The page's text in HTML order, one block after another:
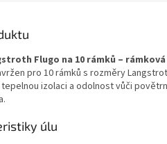
Flugo na 10 rámků –
pro 10 rámků s rozměry
izolaci a odolnost vůči
úlu